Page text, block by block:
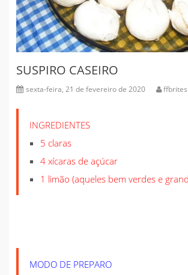
SUSPIRO CASEIRO
sexta-feira, 21 de fevereiro de 2020 ffbrites
INGREDIENTES
5 claras
4 xícaras de açúcar
1 limão (aqueles bem verdes e
MODO DE PREPARO